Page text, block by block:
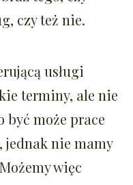
czy też nie.
usługi
terminy, ale nie
może prace
jednak nie mamy
więc